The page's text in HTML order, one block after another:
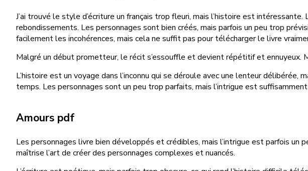
J’ai trouvé le style d’écriture un français trop fleuri, mais l’histoire est
rebondissements. Les personnages sont bien créés, mais parfois un peu trop
facilement les incohérences, mais cela ne suffit pas pour télécharger le livre
Malgré un début prometteur, le récit s’essouffle et devient répétitif et
L’histoire est un voyage dans l’inconnu qui se déroule avec une lenteur
temps. Les personnages sont un peu trop parfaits, mais l’intrigue est
Amours pdf
Les personnages livre bien développés et crédibles, mais l’intrigue est parfois
maîtrise l’art de créer des personnages complexes et nuancés.